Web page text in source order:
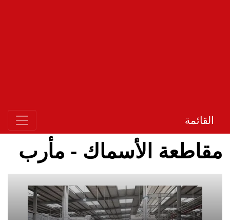
القائمة
مقاطعة الأسماك - مأرب